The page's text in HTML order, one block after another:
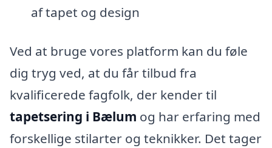
af tapet og design
Ved at bruge vores platform kan du føle
dig tryg ved, at du får tilbud fra
kvalificerede fagfolk, der kender til
tapetsering i Bælum og har erfaring med
forskellige stilarter og teknikker. Det tager